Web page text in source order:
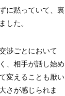
に黙っていて、裏
た。
渉ごとにおいて
、相手が話し始め
変えることも厭い
さが感じられま